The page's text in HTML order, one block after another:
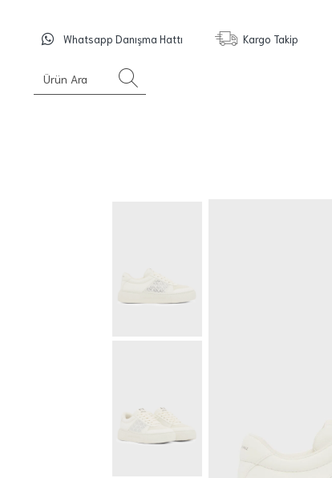
Whatsapp Danışma Hattı Kargo Takip